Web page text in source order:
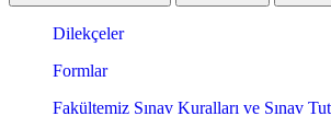
Dilekçeler
Formlar
Fakültemiz Sınav Kuralları ve Sınav